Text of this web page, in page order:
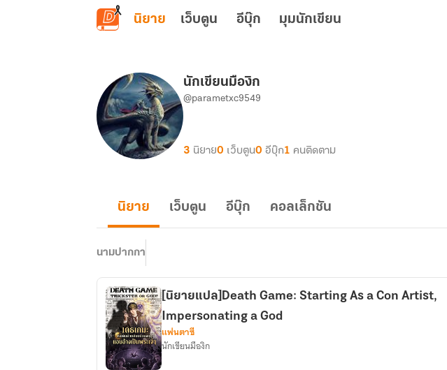
ข้ามไปยังเนื้อหาหลัก
นิยาย เว็บตูน อีบุ๊ก มุมนักเขียน
นักเขียนมืองิก
@parametxc9549
3 นิยาย0 เว็บตูน0 อีบุ๊ก1 คนติดตาม
นิยาย เว็บตูน อีบุ๊ก คอลเล็กชัน
นามปากกา
[นิยายแปล]Death Game: Starting As a Con Artist,
Impersonating a God
แฟนตาซี
นักเขียนมืองิก